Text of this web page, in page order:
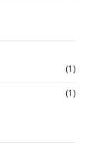
(1)
(1)